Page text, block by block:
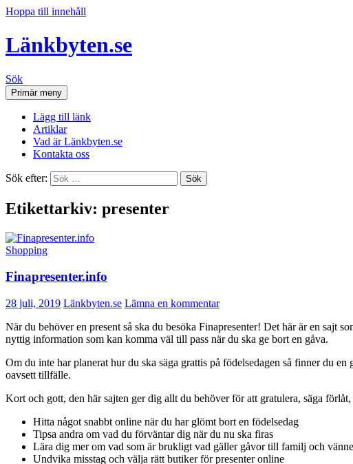
Hoppa till innehåll
Länkbyten.se
Sök
Primär meny
Lägg till länk
Artiklar
Vad är Länkbyten.se
Kontakta oss
Sök efter:
Etikettarkiv: presenter
Shopping
Finapresenter.info
28 juli, 2019 Länkbyten.se Lämna en kommentar
När du behöver en present så ska du besöka Finapresenter! Det här är en sajt
nyttig information som kan komma väl till pass när du ska ge bort en gåva.
Om du inte har planerat hur du ska säga grattis på födelsedagen så finner du
oavsett tillfälle.
Kort och gott, den här sajten ger dig allt du behöver för att gratulera, säga
Hitta något snabbt online när du har glömt bort en födelsedag
Tipsa andra om vad du förväntar dig när du nu ska firas
Lära dig mer om vad som är brukligt vad gäller gåvor till familj och
Undvika misstag och välja rätt butiker för presenter online